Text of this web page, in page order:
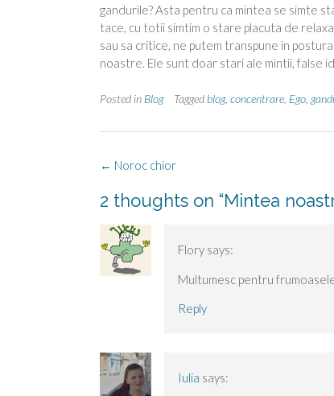
gandurile? Asta pentru ca mintea se simte
tace, cu totii simtim o stare placuta de
sau sa critice, ne putem transpune in
noastre. Ele sunt doar stari ale mintii, false
Posted in Blog Tagged blog, concentrare Ego
Post
← Noroc chior
2 thoughts on “Mintea
Flory says:
Multumesc pentru
Reply
Iulia says: